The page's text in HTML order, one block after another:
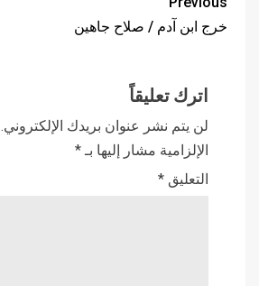
خرج ابن آدم / صلاح جاهين
اترك تعليقاً
لن يتم نشر عنوان بريدك الإلكتروني.
الإلزامية مشار إليها بـ*
التعليق *